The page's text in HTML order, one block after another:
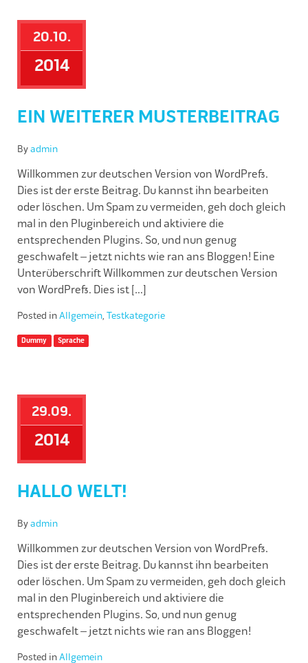
20.10.
2014
EIN WEITERER MUSTERBEITRAG
Byadmin
Willkommen zur deutschen Version von WordPress.
Dies ist der erste Beitrag. Du kannst ihn bearbeiten
oder löschen. Um Spam zu vermeiden, geh doch gleich
mal in den Pluginbereich und aktiviere die
entsprechenden Plugins. So, und nun genug
geschwafelt – jetzt nichts wie ran ans Bloggen! Eine
Unterüberschrift Willkommen zur deutschen Version
von WordPress. Dies ist […]
Posted in Allgemein Testkategorie
Dummy Sprache
29.09.
2014
HALLO WELT!
Byadmin
Willkommen zur deutschen Version von WordPress.
Dies ist der erste Beitrag. Du kannst ihn bearbeiten
oder löschen. Um Spam zu vermeiden, geh doch gleich
mal in den Pluginbereich und aktiviere die
entsprechenden Plugins. So, und nun genug
geschwafelt – jetzt nichts wie ran ans Bloggen!
Posted in Allgemein